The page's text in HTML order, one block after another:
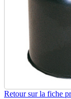
Retour sur la fiche